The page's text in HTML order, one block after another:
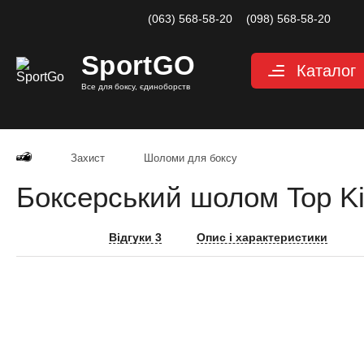
(063) 568-58-20 (098) 568-58-20
SportGO
Все для боксу, єдиноборств
Каталог
Боксерські бинти
Мішки, груші,
Захист Шоломи для боксу
Боксерський шолом Top
Відгуки 3 Опис і характеристики